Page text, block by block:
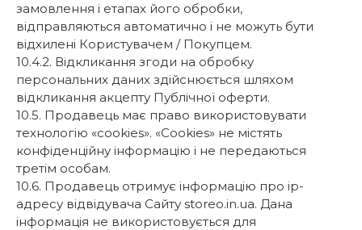
замовлення і етапах його обробки,
відправляються автоматично і не можуть бути
відхилені Користувачем / Покупцем.
10.4.2. Відкликання згоди на обробку
персональних даних здійснюється шляхом
відкликання акцепту Публічної оферти.
10.5. Продавець має право використовувати
технологію «cookies». «Cookies» не містять
конфіденційну інформацію і не передаються
третім особам.
10.6. Продавець отримує інформацію про ip-
адресу відвідувача Сайту storeo.in.ua. Дана
інформація не використовується для